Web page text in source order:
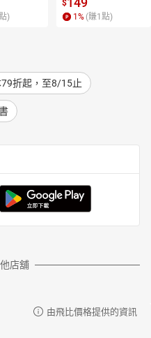
)
$
1 % (賺1 點)
折起，至8/15止
店舖
由飛比價格提供的資訊